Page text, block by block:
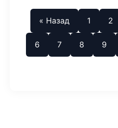
« Назад 1 2
6 7 8 9